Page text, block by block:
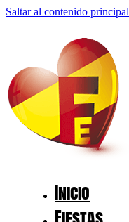
Saltar al contenido principal
Inicio